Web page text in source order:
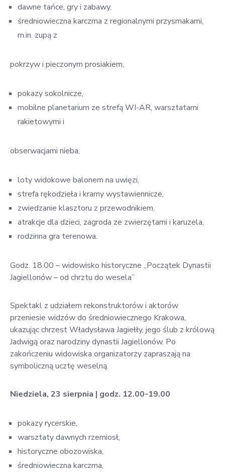
dawne tańce, gry i zabawy,
średniowieczna karczma z regionalnymi przysmakami,
m.in. zupą z
pokrzyw i pieczonym prosiakiem,
pokazy sokolnicze,
mobilne planetarium ze strefą WI-AR, warsztatami
rakietowymi i
obserwacjami nieba,
loty widokowe balonem na uwięzi,
strefa rękodzieła i kramy wystawiennicze,
zwiedzanie klasztoru z przewodnikiem,
atrakcje dla dzieci, zagroda ze zwierzętami i karuzela,
rodzinna gra terenowa.
Godz. 18.00 – widowisko historyczne „Początek Dynastii
Jagiellonów – od chrztu do wesela”
Spektakl z udziałem rekonstruktorów i aktorów
przeniesie widzów do średniowiecznego Krakowa,
ukazując chrzest Władysława Jagiełły, jego ślub z królową
Jadwigą oraz narodziny dynastii Jagiellonów. Po
zakończeniu widowiska organizatorzy zapraszają na
symboliczną ucztę weselną.
Niedziela, 23 sierpnia | godz. 12.00-19.00
pokazy rycerskie,
warsztaty dawnych rzemiosł,
historyczne obozowiska,
średniowieczna karczma,